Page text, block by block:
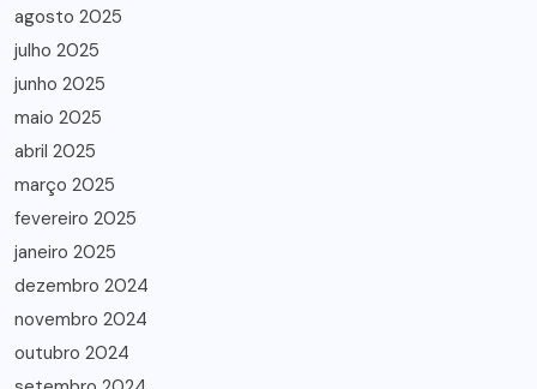
agosto 2025
julho 2025
junho 2025
maio 2025
abril 2025
março 2025
fevereiro 2025
janeiro 2025
dezembro 2024
novembro 2024
outubro 2024